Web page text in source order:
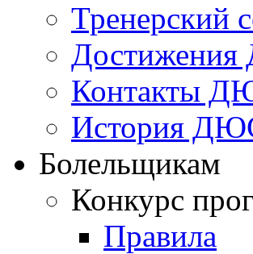
Тренерский
Контакты
История
Болельщикам
Конкурс
Правила